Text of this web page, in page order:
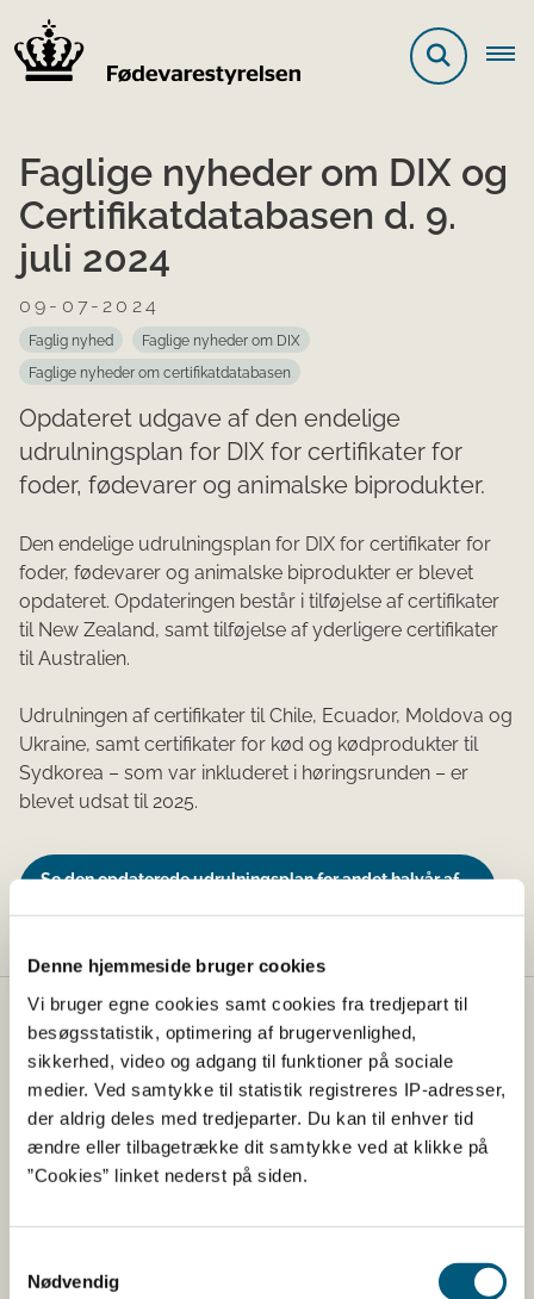
Denne hjemmeside bruger cookies
Vi bruger egne cookies samt cookies fra tredjepart til
besøgsstatistik, optimering af brugervenlighed,
sikkerhed, video og adgang til funktioner på sociale
medier. Ved samtykke til statistik registreres IP-adresser,
der aldrig deles med tredjeparter. Du kan til enhver tid
ændre eller tilbagetrække dit samtykke ved at klikke på
”Cookies” linket nederst på siden.
Nødvendig
Faglige nyheder om DIX og
Certifikatdatabasen d. 9.
juli 2024
09-07-2024
Faglig nyhed
Faglige nyheder om DIX
Faglige nyheder om certifikatdatabasen
Opdateret udgave af den endelige
udrulningsplan for DIX for certifikater for
foder, fødevarer og animalske biprodukter.
Den endelige udrulningsplan for DIX for certifikater for
foder, fødevarer og animalske biprodukter er blevet
opdateret. Opdateringen består i tilføjelse af certifikater
til New Zealand, samt tilføjelse af yderligere certifikater
til Australien.
Udrulningen af certifikater til Chile, Ecuador, Moldova og
Ukraine, samt certifikater for kød og kødprodukter til
Sydkorea – som var inkluderet i høringsrunden – er
blevet udsat til 2025.
Se den opdaterede udrulningsplan for andet halvår af
Fødevarestyrelsen
Fødevarestyrelsen er en styrelse under
Erhvervsministeriet. Styrelsen arbejder med hele
fødevarekæden fra jord til bord med fokus på
dyresundhed og sikker, sund mad. Vi står bag De
officielle Kostråd og smileykontroller, som du kender
fra cafeer, restauranter og supermarkeder.
Kontakt